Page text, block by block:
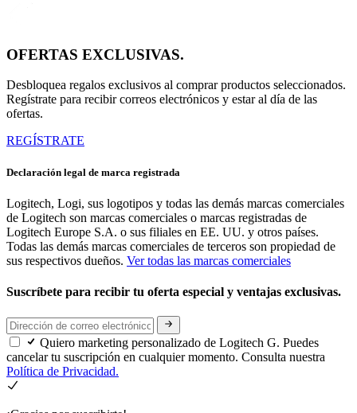
OFERTAS EXCLUSIVAS.
Desbloquea regalos exclusivos al comprar productos seleccionados.
Regístrate para recibir correos electrónicos y estar al día de las
ofertas.
REGÍSTRATE
Declaración legal de marca registrada
Logitech, Logi, sus logotipos y todas las demás marcas comerciales
de Logitech son marcas comerciales o marcas registradas de
Logitech Europe S.A. o sus filiales en EE. UU. y otros países.
Todas las demás marcas comerciales de terceros son propiedad de
sus respectivos dueños. Ver todas las marcas comerciales
Suscríbete para recibir tu oferta especial y ventajas exclusivas.
Quiero marketing personalizado de Logitech G. Puedes
cancelar tu suscripción en cualquier momento. Consulta nuestra
Política de Privacidad.